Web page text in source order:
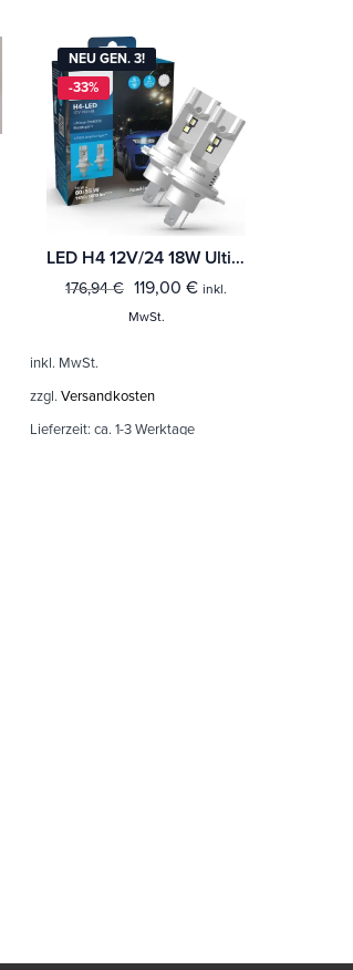
NEU GEN. 3!
-33%
LED H4 12V/24 18W Ultinon Pro6000 Boost Gen3 +450% mit Straßenzul. 2St. Philips
176,94€ 119,00 € inkl.
MwSt.
inkl. MwSt.
zzgl. Versandkosten
Lieferzeit: ca. 1-3 Werktage